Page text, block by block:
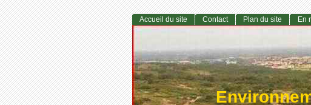
Accueil du site Contact Plan du site En